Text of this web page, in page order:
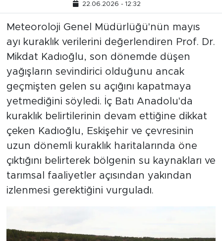
22.06.2026 - 12:32
Meteoroloji Genel Müdürlüğü'nün mayıs
ayı kuraklık verilerini değerlendiren Prof. Dr.
Mikdat Kadıoğlu, son dönemde düşen
yağışların sevindirici olduğunu ancak
geçmişten gelen su açığını kapatmaya
yetmediğini söyledi. İç Batı Anadolu'da
kuraklık belirtilerinin devam ettiğine dikkat
çeken Kadıoğlu, Eskişehir ve çevresinin
uzun dönemli kuraklık haritalarında öne
çıktığını belirterek bölgenin su kaynakları ve
tarımsal faaliyetler açısından yakından
izlenmesi gerektiğini vurguladı.